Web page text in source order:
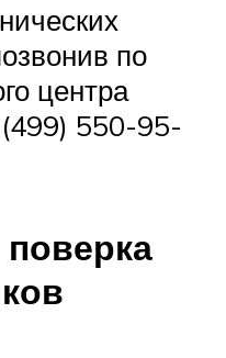
по
центра
550-95-